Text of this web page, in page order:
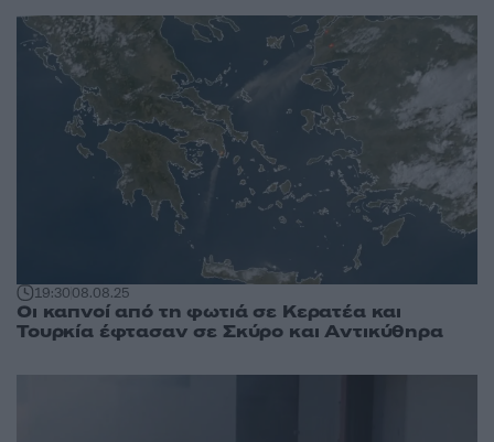
19:3008.08.25
Οι καπνοί από τη φωτιά σε Κερατέα και
Τουρκία έφτασαν σε Σκύρο και Αντικύθηρα